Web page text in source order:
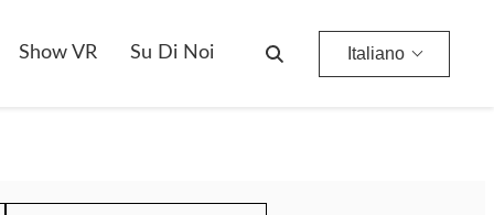
Show VR Su Di Noi Italiano